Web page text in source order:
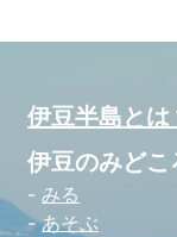
伊豆半島とは
伊豆のみどこ
みる
あそぶ